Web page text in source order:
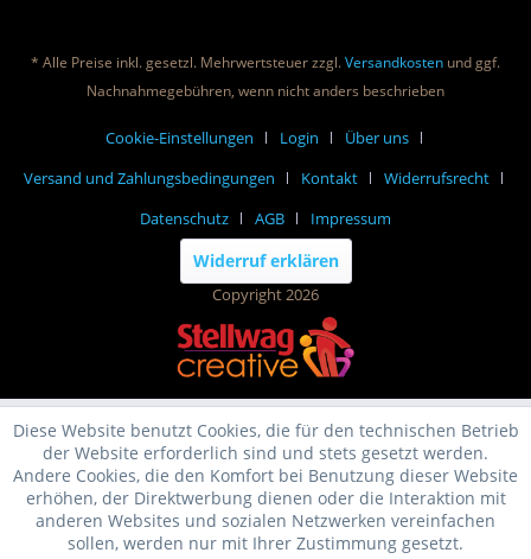
* Alle Preise inkl. gesetzl. Mehrwertsteuer zzgl.Versandkosten und ggf.
Nachnahmegebühren, wenn nicht anders beschrieben
Cookie-Einstellungen Login
Über uns
Versand und Zahlungsbedingungen
Kontakt
Widerrufsrecht
Datenschutz
AGB Impressum
Widerruf erklären
Copyright 2026
Diese Website benutzt Cookies, die für den technischen Betrieb
der Website erforderlich sind und stets gesetzt werden.
Andere Cookies, die den Komfort bei Benutzung dieser Website
erhöhen, der Direktwerbung dienen oder die Interaktion mit
anderen Websites und sozialen Netzwerken vereinfachen
sollen, werden nur mit Ihrer Zustimmung gesetzt.